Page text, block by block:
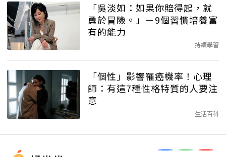
「吳淡如：如果你賠得起，就
勇於冒險。」－9個習慣培養富
有的能力
持續學習
「個性」影響罹癌機率！心理
師：有這7種性格特質的人要注
意
生活百科